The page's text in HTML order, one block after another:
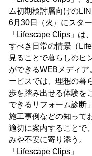
ム初期検討層向けの
6月30日（火）にスタ
「Lifescape Clips」は
すべき日常の情景（
見ることで暮らしのヒ
ができるWEBメディア
ービスでは、理想の暮
歩を踏み出せる体験を
できるリフォーム診断
施工事例などの知って
適切に案内することで
みや不安に寄り添う。
「Lifescape Clips」